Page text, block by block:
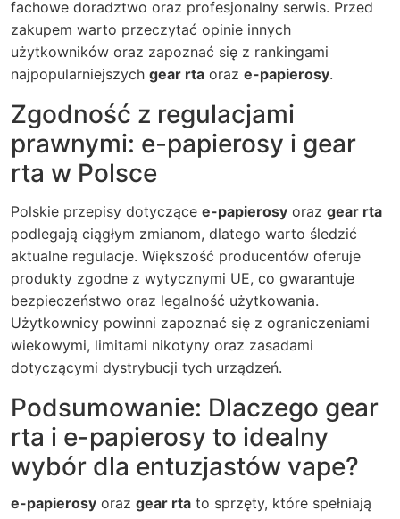
fachowe doradztwo oraz profesjonalny serwis. Przed
zakupem warto przeczytać opinie innych
użytkowników oraz zapoznać się z rankingami
najpopularniejszych gear rta oraz e-papierosy.
Zgodność z regulacjami
prawnymi: e-papierosy i gear
rta w Polsce
Polskie przepisy dotyczące e-papierosy oraz gear rta
podlegają ciągłym zmianom, dlatego warto śledzić
aktualne regulacje. Większość producentów oferuje
produkty zgodne z wytycznymi UE, co gwarantuje
bezpieczeństwo oraz legalność użytkowania.
Użytkownicy powinni zapoznać się z ograniczeniami
wiekowymi, limitami nikotyny oraz zasadami
dotyczącymi dystrybucji tych urządzeń.
Podsumowanie: Dlaczego gear
rta i e-papierosy to idealny
wybór dla entuzjastów vape?
e-papierosy oraz gear rta to sprzęty, które spełniają